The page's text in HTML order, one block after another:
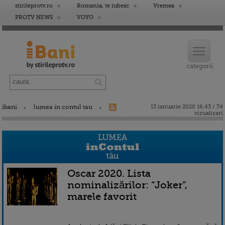
stirileprotv.ro Romania, te iubesc
Vremea
PROTV NEWS
VOYO
ibani lumea in contul tau
13 ianuarie 2020 16:43 / 74
vizualizari
Oscar 2020. Lista
nominalizărilor: “Joker”,
marele favorit